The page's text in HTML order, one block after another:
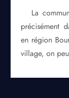
La
précisément
en région
village, on